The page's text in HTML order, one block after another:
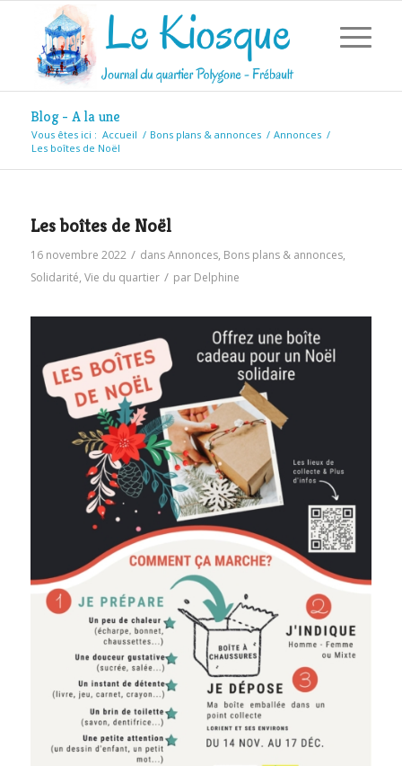
Blog - A la une
Vous êtes ici : Accueil / Bons plans & annonces / Annonces /
Les boîtes de Noël
Les boîtes de Noël
16 novembre 2022 / dansAnnonces, Bons plans & annonces,
Solidarité, Vie du quartier / par Delphine